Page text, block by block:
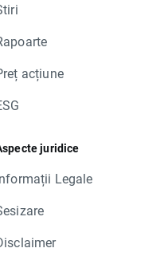
acțiune
juridice
Legale